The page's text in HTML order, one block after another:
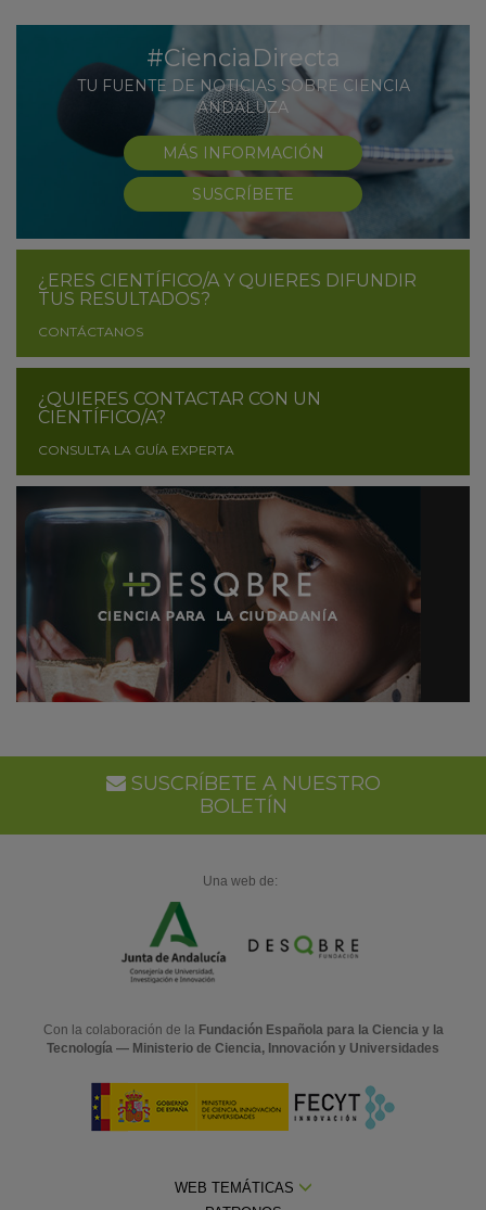
#CienciaDirecta
TU FUENTE DE NOTICIAS SOBRE CIENCIA
ANDALUZA
MÁS INFORMACIÓN
SUSCRÍBETE
¿ERES CIENTÍFICO/A Y QUIERES DIFUNDIR
TUS RESULTADOS?
CONTÁCTANOS
¿QUIERES CONTACTAR CON UN
CIENTÍFICO/A?
CONSULTA LA GUÍA EXPERTA
SUSCRÍBETE A NUESTRO
BOLETÍN
Una web de:
Con la colaboración de la Fundación Española para la Ciencia y la
Tecnología — Ministerio de Ciencia, Innovación y Universidades
WEB TEMÁTICAS